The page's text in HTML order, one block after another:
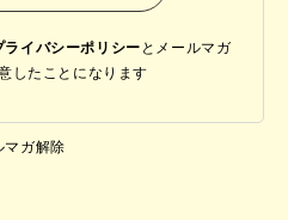
ライバシーポリシー と メールマガ
したことになります
マガ解除